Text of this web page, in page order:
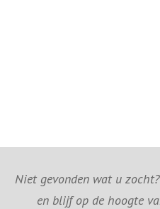
Niet gevonden wat u
en blijf op de hoogte